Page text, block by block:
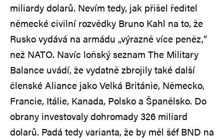
miliardy dolarů. Nevím tedy, jak přišel ředitel
německé civilní rozvědky Bruno Kahl na to, že
Rusko vydává na armádu „výrazně více peněz,“
než NATO. Navíc loňský seznam The Military
Balance uvádí, že vydatně zbrojily také další
členské Aliance jako Velká Británie, Německo,
Francie, Itálie, Kanada, Polsko a Španělsko. Do
obrany investovaly dohromady 326 miliard
dolarů. Padá tedy varianta, že by měl šéf BND na